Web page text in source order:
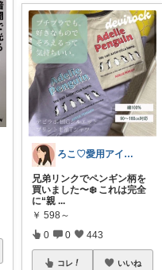
ろこ♡愛用アイテム❤️
兄弟リンクでペンギン柄を
買いました〜❄️ これは完全
に“親 ...
￥ 598～
0 0 443
コレ いいね